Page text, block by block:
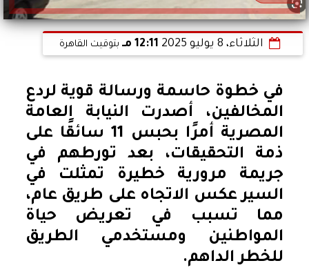
الثلاثاء، 8 يوليو 2025 12:11 مـ بتوقيت القاهرة
في خطوة حاسمة ورسالة قوية لردع
المخالفين، أصدرت النيابة العامة
المصرية أمرًا بحبس 11 سائقًا على
ذمة التحقيقات، بعد تورطهم في
جريمة مرورية خطيرة تمثلت في
السير عكس الاتجاه على طريق عام،
مما تسبب في تعريض حياة
المواطنين ومستخدمي الطريق
للخطر الداهم.